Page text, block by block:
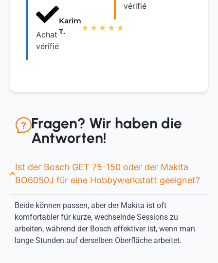
Achat
vérifié
Karim
T.
★ ★ ★ ★ ★
vérifié
Fragen? Wir haben die
Antworten!
Ist der Bosch GET 75-150 oder der Makita
BO6050J für eine Hobbywerkstatt geeignet?
Beide können passen, aber der Makita ist oft
komfortabler für kurze, wechselnde Sessions zu
arbeiten, während der Bosch effektiver ist, wenn man
lange Stunden auf derselben Oberfläche arbeitet.